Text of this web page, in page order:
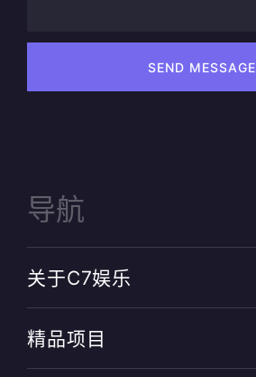
SEND MESSAGE
导航
关于c7娱乐
精品项目